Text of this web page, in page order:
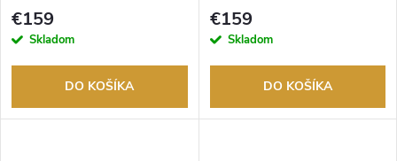
tovaru. Autorizovaný predajca.
€159
Skladom
DO KOŠÍKA
tovaru. Autorizovaný predajca.
€159
Skladom
DO KOŠÍKA